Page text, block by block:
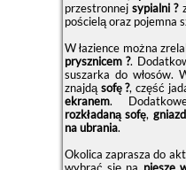
przestronnejsypialni ?
pościelą oraz pojemna
W łazience można
prysznicem ?.
suszarka do włosów.
znajdąsofę ?️, część
ekranem.
rozkładaną sofę,
na ubrania.
Okolica zaprasza do